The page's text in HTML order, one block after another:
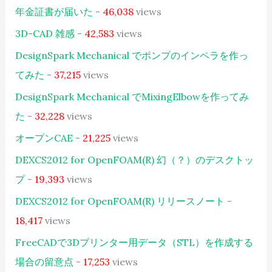
年金証書が届いた - 46,038views
3D-CAD 雑感- 42,583 views
DesignSpark Mechanical でポンプのインペラを作っ
てみた - 37,215views
DesignSpark Mechanical でMixingElbowを作ってみ
た - 32,228views
オープンCAE - 21,225views
DEXCS2012 for OpenFOAM(R) 幻（？）のデスクトッ
プ- 19,393 views
DEXCS2012 for OpenFOAM(R) リリースノート -
18,417views
FreeCADで3Dプリンター用データ（STL）を作成する
場合の留意点 - 17,253 views